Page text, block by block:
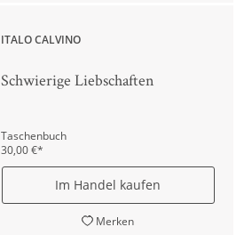
ITALO CALVINO
Schwierige Liebschaften
Taschenbuch
30,00€*
Im Handel kaufen
Merken